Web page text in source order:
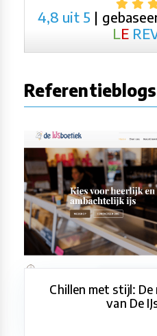
4,8 uit 5 |
LE
Referentieblogs
Chillen met stijl:
van De